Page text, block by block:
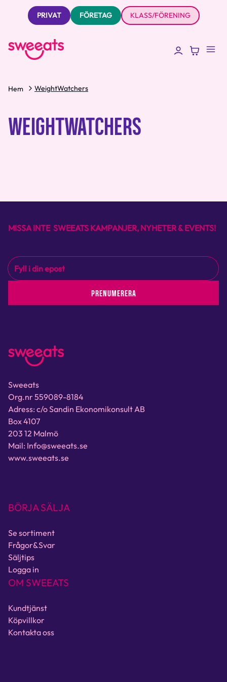
PRIVAT FÖRETAG KLASS/FÖRENING
Hem WeightWatchers
WEIGHTWATCHERS
MISSA INTE SWEEATS KAMPANJER, NYHETER & EVENTS!
PRENUMERERA
Sweeats
Org.nr 559089-8184
Adress: c/o Sandin Ekonomikonsult AB
Box 4107
203 12 Malmö
Mail: Info@sweeats.se
www.sweeats.se
BÖRJA SÄLJA
Se sortiment
Frågor&Svar
Säljtips
Logga in
OM SWEEATS
Kundtjänst
Köpvillkor
Kontakta oss